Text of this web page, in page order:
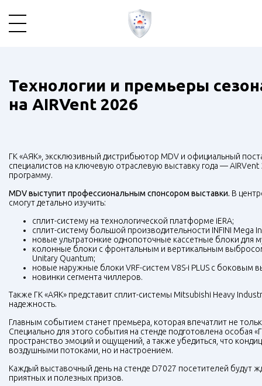
Технологии и премьеры
на AIRVent 2026
ГК «АЯК», эксклюзивный дистрибьютор MDV и официальный
специалистов на ключевую отраслевую выставку года —
программу.
MDV выступит профессиональным спонсором выставки. В
смогут детально изучить:
сплит-систему на технологической платформе iERA;
сплит-систему большой производительности INFINI Mega
новые ультратонкие однопоточные кассетные блоки для
колонные блоки с фронтальным и вертикальным
Unitary Quantum;
новые наружные блоки VRF-систем V8S-i PLUS с боковым
новинки сегмента чиллеров.
Также ГК «АЯК» представит сплит-системы Mitsubishi Heavy
надежность.
Главным событием станет премьера, которая впечатлит не
Специально для этого события на стенде подготовлена особая
пространство эмоций и ощущений, а также убедиться, что
воздушными потоками, но и настроением.
Каждый выставочный день на стенде D7027 посетителей
приятных и полезных призов.